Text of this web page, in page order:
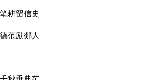
耕留信史
范励郯人